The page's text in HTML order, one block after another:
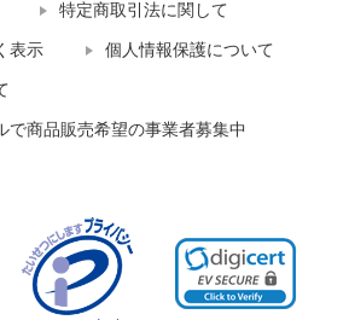
特定商取引法に関して
表示 個人情報保護について
で商品販売希望の事業者募集中